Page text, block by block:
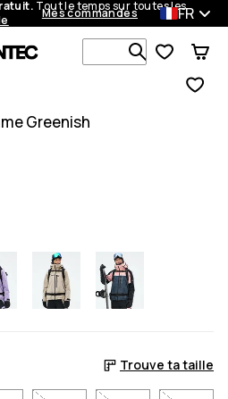
Tout le temps sur toutes les
Mes commandes FR
Recherche
Greenish
Trouve ta taille